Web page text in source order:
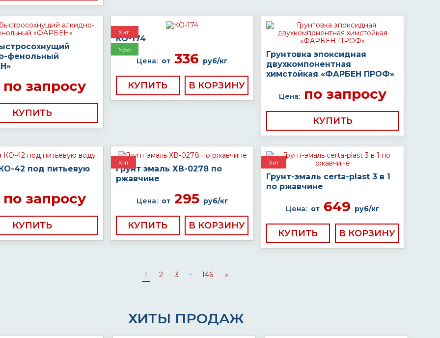
фенольный
запросу
КУПИТЬ
Хит
New
КО-174
Цена: от 336 руб/кг
КУПИТЬ
Грунтовка эпоксидная
двухкомпонентная
химстойкая «ФАРБЕН ПРОФ»
Цена:по запросу
КУПИТЬ
42 под питьевую
запросу
КУПИТЬ
Хит
Грунт эмаль ХВ-0278 по
ржавчине
Цена: от295 руб/кг
КУПИТЬ
Хит
Грунт-эмаль certa-plast 3 в 1
по ржавчине
Цена: от649 руб/кг
КУПИТЬ
1 2 3 ... 146 »
ХИТЫ ПРОДАЖ